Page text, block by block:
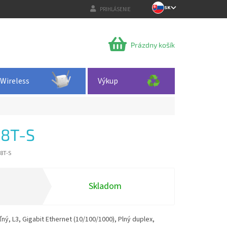
PRIHLÁSENIE SK
NÁKUPNÝ
Prázdny košík
Wireless Výkup
S
S
Skladom
L3, Gigabit Ethernet (10/100/1000), Plný duplex,